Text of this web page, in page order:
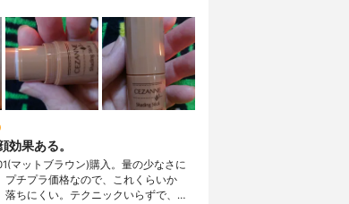
効果ある。
マットブラウン)購入。量の少なさに
プチプラ価格なので、これくらいか
落ちにくい。テクニックいらずで、…